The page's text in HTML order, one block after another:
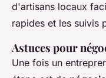
d'artisans locaux
rapides et les suivis
Astuces pour
Une fois un